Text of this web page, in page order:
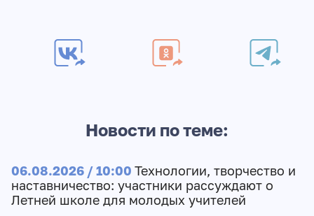
Новости по теме:
06.08.2026 / 10:00 Технологии, творчество и
наставничество: участники рассуждают о
Летней школе для молодых учителей